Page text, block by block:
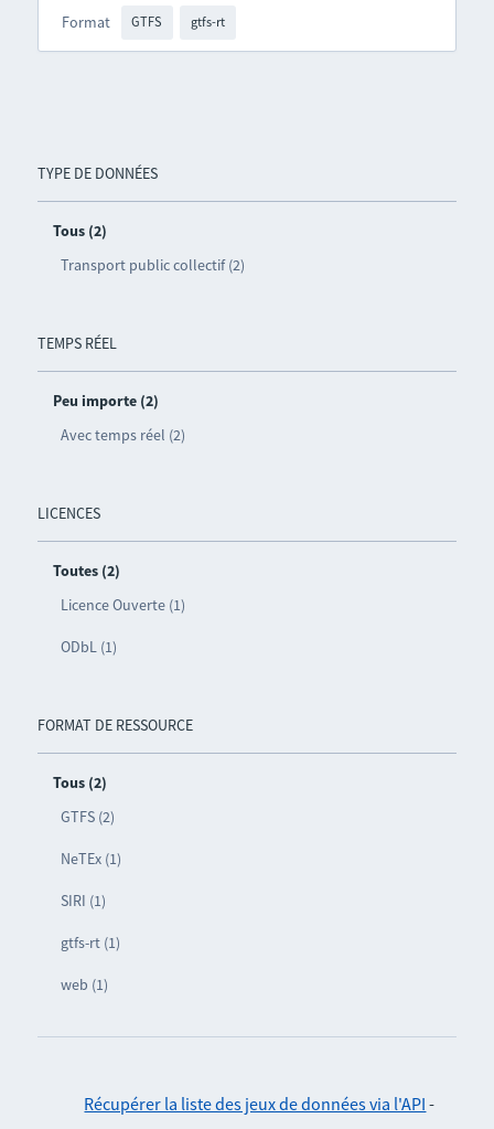
TYPE DE DONNÉES
Tous (2)
Transport public collectif (2)
TEMPS RÉEL
Peu importe (2)
Avec temps réel (2)
LICENCES
Toutes (2)
Licence Ouverte (1)
ODbL (1)
FORMAT DE RESSOURCE
Tous (2)
GTFS (2)
NeTEx (1)
SIRI (1)
gtfs-rt (1)
web (1)
Format GTFS gtfs-rt
Récupérer la liste des jeux de données via l'API -